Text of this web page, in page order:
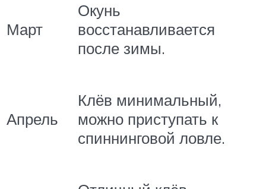
Март
Окунь
восстанавливается
после зимы.
Апрель
Клёв минимальный,
можно приступать к
спиннинговой ловле.